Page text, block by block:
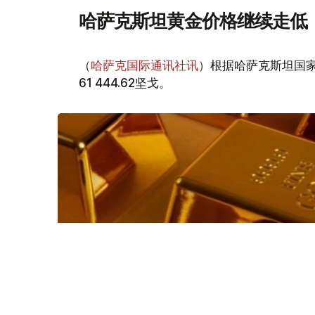
哈萨克斯坦黄金价格继续走低
（哈萨克国际通讯社讯）根据哈萨克斯坦国
61 444.62坚戈。